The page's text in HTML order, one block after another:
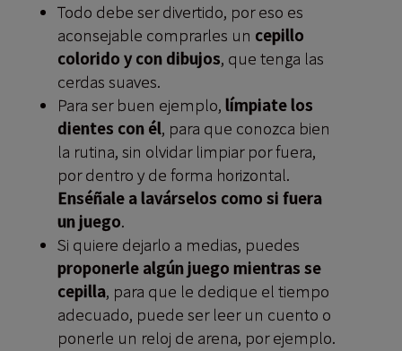
Todo debe ser divertido, por eso es
aconsejable comprarles un cepillo
colorido y con dibujos, que tenga las
cerdas suaves.
Para ser buen ejemplo, límpiate los
dientes con él, para que conozca bien
la rutina, sin olvidar limpiar por fuera,
por dentro y de forma horizontal.
Enséñale a lavárselos como si fuera
un juego.
Si quiere dejarlo a medias, puedes
proponerle algún juego mientras se
cepilla, para que le dedique el tiempo
adecuado, puede ser leer un cuento o
ponerle un reloj de arena, por ejemplo.